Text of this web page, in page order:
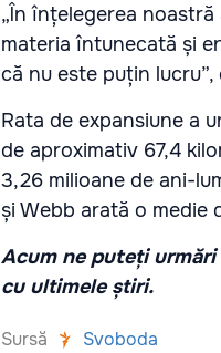
„În înțelegerea
materia întunecată și
că nu este puțin lucru”,
Rata de expansiune a
de aproximativ 67,4
3,26 milioane de ani-
și Webb arată o medie
Acum ne puteți urmări
cu ultimele știri.
Sursă Svoboda